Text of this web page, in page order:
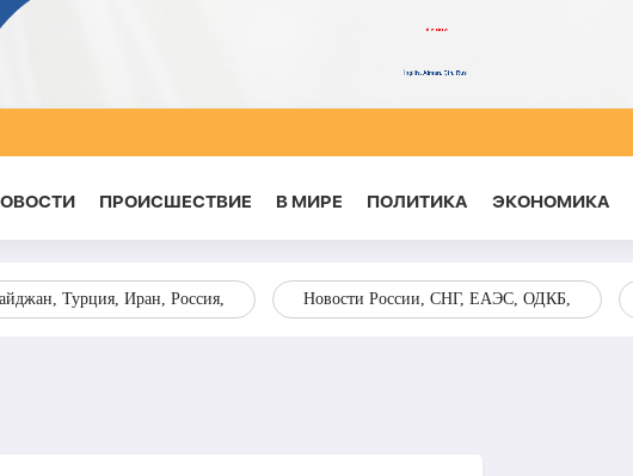
ПРОИСШЕСТВИЕ В МИРЕ ПОЛИТИКА ЭКОНОМИКА
Турция, Иран, Россия, Новости России, СНГ, ЕАЭС, ОДКБ,